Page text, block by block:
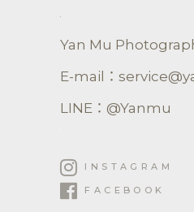
Yan Mu
E-mail：
LINE：@Yanmu
INSTAGRAM
FACEBOOK